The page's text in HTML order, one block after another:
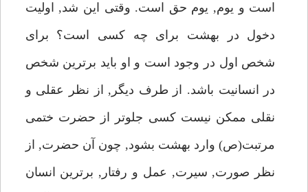
است و يوم, يوم حق است. وقتى اين شد, اوليت
دخول در بهشت براى چه كسى است؟ براى
شخص اول در وجود است و او بايد برترين شخص
در انسانيت باشد. از طرف ديگر, از نظر عقلى و
نقلى ممكن نيست كسى جلوتر از حضرت ختمى
مرتبت(ص) وارد بهشت بشود, چون آن حضرت, از
نظر صورت, سيرت, عمل و رفتار, برترين انسان